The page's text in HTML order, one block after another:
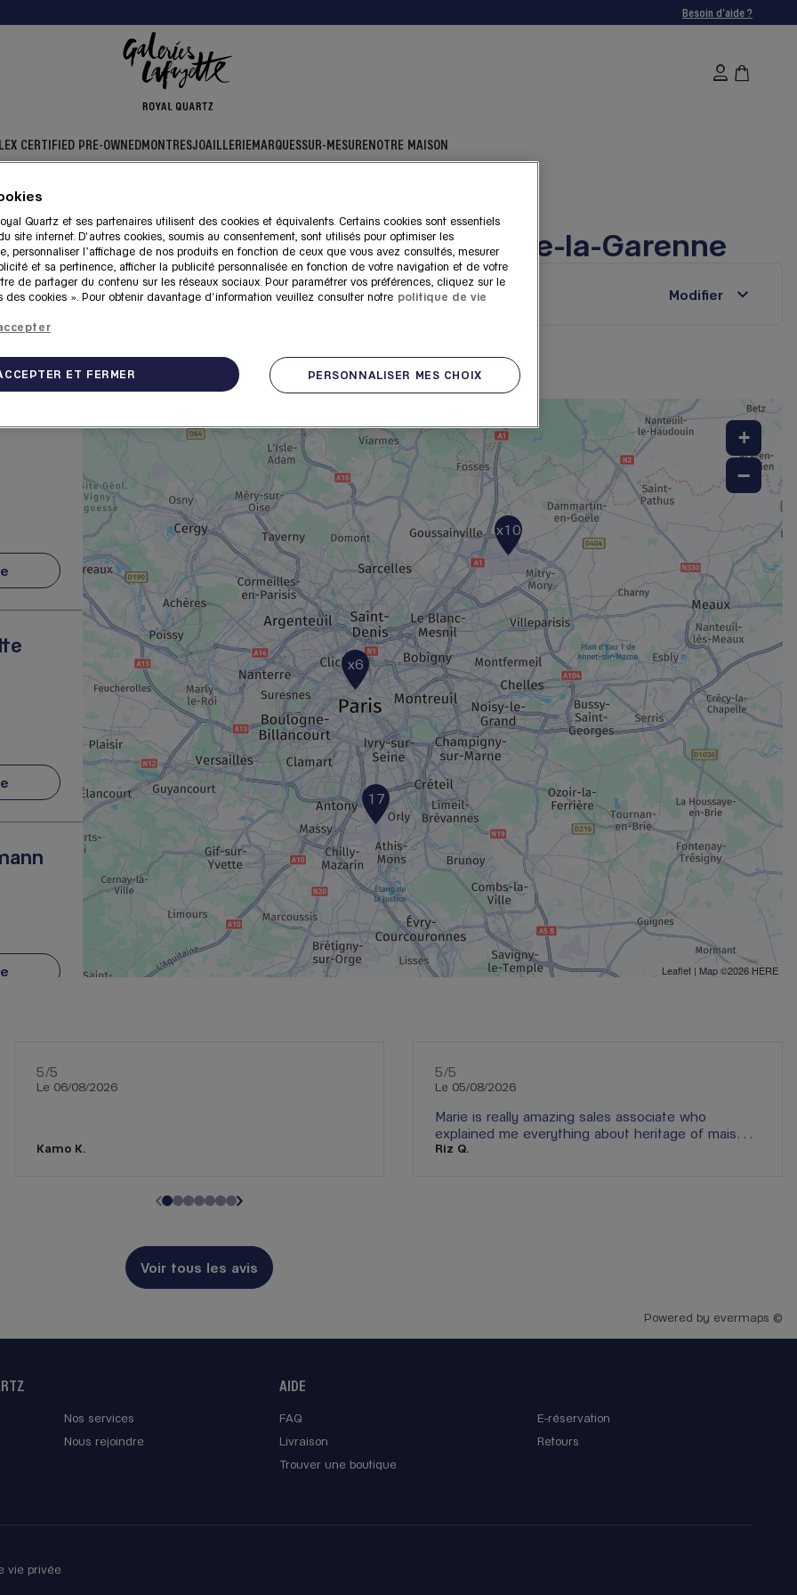
Besoin d'aide ?
CERTIFIED PRE-OWNEDMONTRESJOAILLERIEMARQUESSUR-MESURENOTRE MAISON
Lafayette Royal Quartz à Villeneuve-la-Garenne
Modifier
Lafayette Royal Quartz à Villeneuve-la-Garenne
x10
17
x6
+
−
Leaflet| Map ©2026 HERE
5/5
Le 06/08/2026
Kamo K.
5/5
Le 05/08/2026
Marie is really amazing sales associate who
explained me everything about heritage of maison
Rolex , warranty and technicalities of complex
Riz Q.
Voir tous les avis
Powered by evermaps ©
Nos services
Nous rejoindre
AIDE
FAQ
Livraison
Trouver une boutique
E-réservation
Retours
vie privée
Quartz et ses partenaires utilisent des cookies et équivalents. Certains cookies sont essentiels
site internet. D'autres cookies, soumis au consentement, sont utilisés pour optimiser les
personnaliser l’affichage de nos produits en fonction de ceux que vous avez consultés, mesurer
et sa pertinence, afficher la publicité personnalisée en fonction de votre navigation et de votre
de partager du contenu sur les réseaux sociaux. Pour paramétrer vos préférences, cliquez sur le
des cookies ». Pour obtenir davantage d'information veuillez consulter notre politique de vie
PERSONNALISER MES CHOIX
ET FERMER